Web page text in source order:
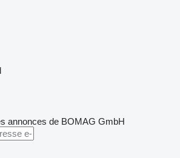
annonces de BOMAG GmbH